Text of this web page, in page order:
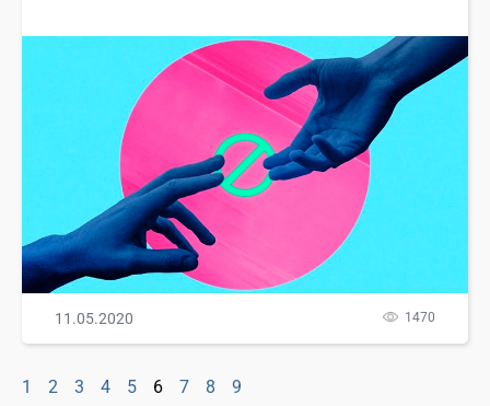
11.05.2020 1470
1 2 3 4 5 6 7 8 9